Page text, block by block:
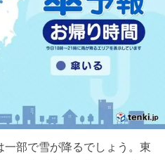
部で雪が降るでしょう。東